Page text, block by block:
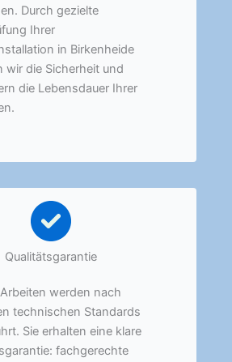
Durch gezielte
Ihrer
in Birkenheide
wir die Sicherheit und
die Lebensdauer Ihrer
Qualitätsgarantie
werden nach
technischen Standards
Sie erhalten eine klare
fachgerechte